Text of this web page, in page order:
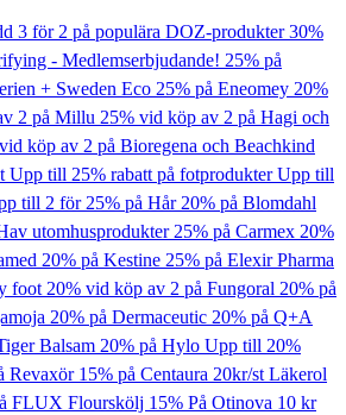
3 för 2 på populära DOZ-produkter30%
- Medlemserbjudande! 25% på
+ Sweden Eco 25% på Eneomey 20%
2 på Millu 25% vid köp av 2 på Hagi och
köp av 2 på Bioregena och Beachkind
Upp till 25% rabatt på fotprodukterUpp till
till 2 för 25% på Hår20% på Blomdahl
utomhusprodukter25% på Carmex 20%
20% på Kestine 25% på Elexir Pharma
foot20% vid köp av 2 på Fungoral 20% på
20% på Dermaceutic 20% på Q+A
Balsam 20% på Hylo Upp till 20%
Revaxör 15% på Centaura 20kr/st Läkerol
FLUX Flourskölj 15% På Otinova 10 kr